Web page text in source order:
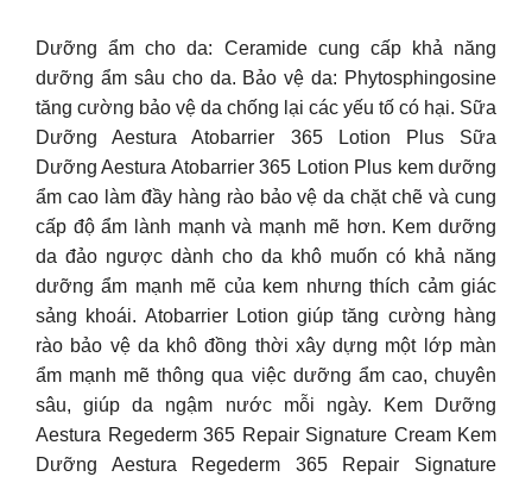
Dưỡng ẩm cho da: Ceramide cung cấp khả năng
dưỡng ẩm sâu cho da. Bảo vệ da: Phytosphingosine
tăng cường bảo vệ da chống lại các yếu tố có hại. Sữa
Dưỡng Aestura Atobarrier 365 Lotion Plus Sữa
Dưỡng Aestura Atobarrier 365 Lotion Plus kem dưỡng
ẩm cao làm đầy hàng rào bảo vệ da chặt chẽ và cung
cấp độ ẩm lành mạnh và mạnh mẽ hơn. Kem dưỡng
da đảo ngược dành cho da khô muốn có khả năng
dưỡng ẩm mạnh mẽ của kem nhưng thích cảm giác
sảng khoái. Atobarrier Lotion giúp tăng cường hàng
rào bảo vệ da khô đồng thời xây dựng một lớp màn
ẩm mạnh mẽ thông qua việc dưỡng ẩm cao, chuyên
sâu, giúp da ngậm nước mỗi ngày. Kem Dưỡng
Aestura Regederm 365 Repair Signature Cream Kem
Dưỡng Aestura Regederm 365 Repair Signature